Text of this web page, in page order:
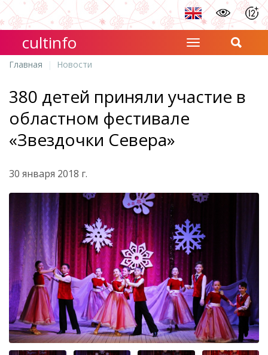
cultinfo
Главная Новости
380 детей приняли участие в
областном фестивале
«Звездочки Севера»
30 января 2018 г.